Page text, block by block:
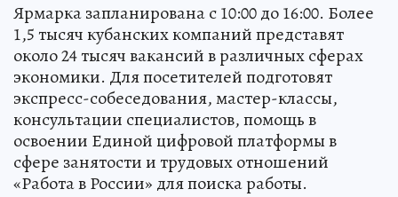
Ярмарка запланирована с 10:00 до 16:00. Более
1,5 тысяч кубанских компаний представят
около 24 тысяч вакансий в различных сферах
экономики. Для посетителей подготовят
экспресс-собеседования, мастер-классы,
консультации специалистов, помощь в
освоении Единой цифровой платформы в
сфере занятости и трудовых отношений
«Работа в России» для поиска работы.